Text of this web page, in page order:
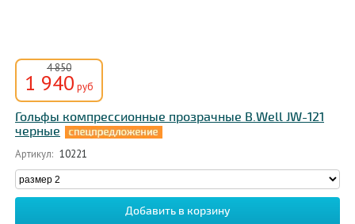
4 850
1 940 руб
Гольфы компрессионные прозрачные B.Well JW-121
черные
Артикул: 10221